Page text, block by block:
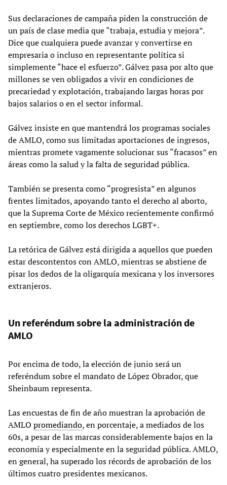
Sus declaraciones de campaña piden la construcción de
un país de clase media que “trabaja, estudia y mejora”.
Dice que cualquiera puede avanzar y convertirse en
empresaria o incluso en representante política si
simplemente “hace el esfuerzo”. Gálvez pasa por alto que
millones se ven obligados a vivir en condiciones de
precariedad y explotación, trabajando largas horas por
bajos salarios o en el sector informal.
Gálvez insiste en que mantendrá los programas sociales
de AMLO, como sus limitadas aportaciones de ingresos,
mientras promete vagamente solucionar sus “fracasos” en
áreas como la salud y la falta de seguridad pública.
También se presenta como “progresista” en algunos
frentes limitados, apoyando tanto el derecho al aborto,
que la Suprema Corte de México recientemente confirmó
en septiembre, como los derechos LGBT+.
La retórica de Gálvez está dirigida a aquellos que pueden
estar descontentos con AMLO, mientras se abstiene de
pisar los dedos de la oligarquía mexicana y los inversores
extranjeros.
Un referéndum sobre la administración de
AMLO
Por encima de todo, la elección de junio será un
referéndum sobre el mandato de López Obrador, que
Sheinbaum representa.
Las encuestas de fin de año muestran la aprobación de
AMLO promediando, en porcentaje, a mediados de los
60s, a pesar de las marcas considerablemente bajos en la
economía y especialmente en la seguridad pública. AMLO,
en general, ha superado los récords de aprobación de los
últimos cuatro presidentes mexicanos.